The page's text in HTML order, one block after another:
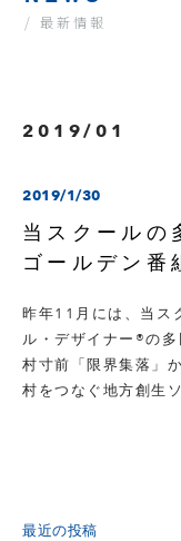
/ 最新情報
2019/01
2019/1/30
当スクールの
ゴールデン番
昨年11月には、当ス
ル・デザイナー®の
村寸前「限界集落」
村をつなぐ地方創生
最近の投稿